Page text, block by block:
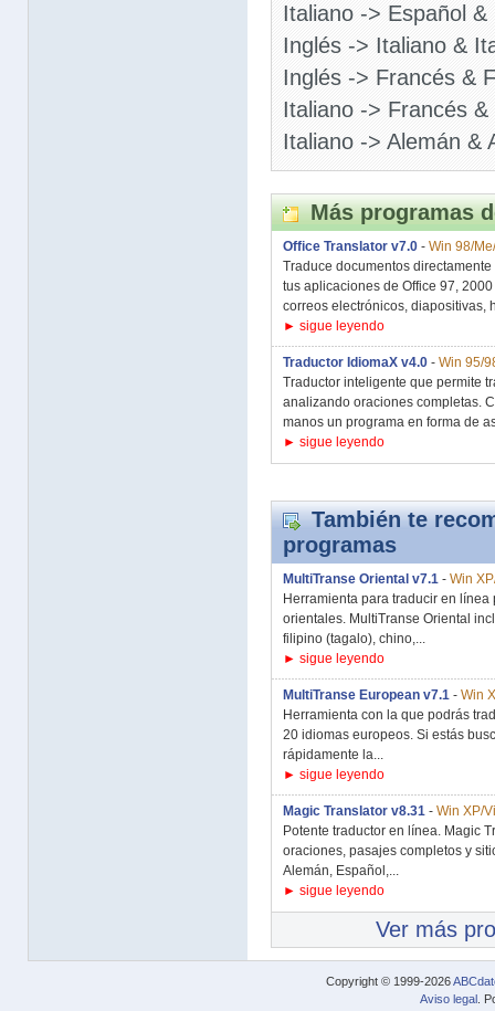
Italiano -> Español
Inglés -> Italiano &
Inglés -> Francés &
Italiano -> Francés
Italiano -> Alemán &
Más programas
Office Translator v7.0 - Win 98/
Traduce documentos
tus aplicaciones de Office 97,
correos electrónicos, diapositivas,
► sigue leyendo
Traductor IdiomaX v4.0 - Win 95/
Traductor inteligente que permite
analizando oraciones completas.
manos un programa en forma de
► sigue leyendo
También te
programas
MultiTranse Oriental v7.1 - Win
Herramienta para traducir en
orientales. MultiTranse Oriental
filipino (tagalo), chino,...
► sigue leyendo
MultiTranse European v7.1 - Win
Herramienta con la que podrás
20 idiomas europeos. Si estás
rápidamente la...
► sigue leyendo
Magic Translator v8.31 - Win XP/
Potente traductor en línea. Magic
oraciones, pasajes completos y
Alemán, Español,...
► sigue leyendo
Ver más
Copyright © 1999-2026
Aviso legal .